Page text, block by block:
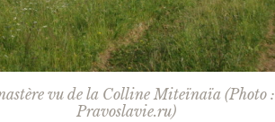
vu de la Colline Miteïnaïa (Photo :
Pravoslavie.ru)